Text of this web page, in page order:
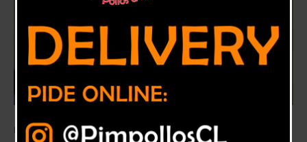
Parlamentario RN llamó al Gobierno a que cumpla con anuncio original